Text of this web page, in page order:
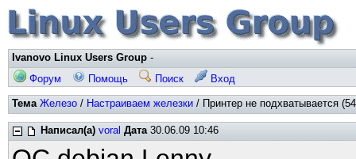
Ivanovo Linux Users Group -
Форум
Помощь Поиск Вход
Тема Железо / Настраиваем железки / Принтер не подхватывается
Написал(а) voral Дата30.06.09 10:46